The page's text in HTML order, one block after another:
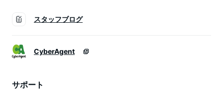
スタッフブログ
CyberAgent
サポート